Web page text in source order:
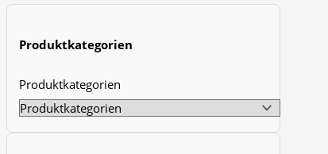
s
Produktkategorien
Produktkategorien